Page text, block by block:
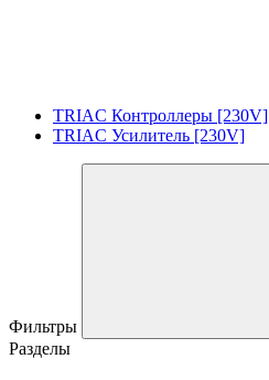
TRIAC Контроллеры [230V]
TRIAC Усилитель [230V]
Фильтры
Разделы